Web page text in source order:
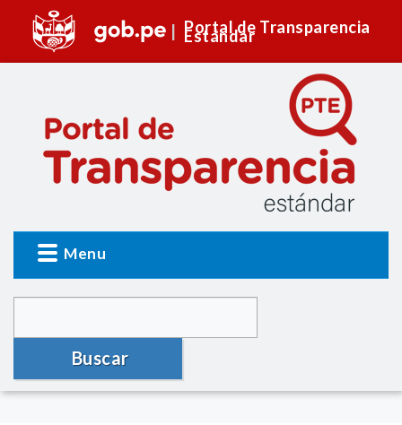
Portal de Transparencia
Estándar
Menu
Buscar